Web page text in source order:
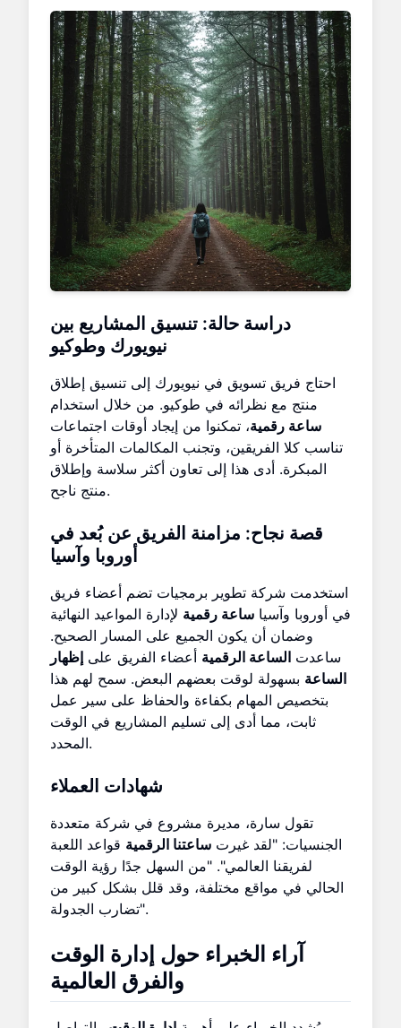
دراسة حالة: تنسيق المشاريع بين
نيويورك وطوكيو
احتاج فريق تسويق في نيويورك إلى تنسيق إطلاق
منتج مع نظرائه في طوكيو. من خلال استخدام
ساعة رقمية، تمكنوا من إيجاد أوقات اجتماعات
تناسب كلا الفريقين، وتجنب المكالمات المتأخرة أو
المبكرة. أدى هذا إلى تعاون أكثر سلاسة وإطلاق
منتج ناجح.
قصة نجاح: مزامنة الفريق عن بُعد في
أوروبا وآسيا
استخدمت شركة تطوير برمجيات تضم أعضاء فريق
في أوروبا وآسيا ساعة رقمية لإدارة المواعيد النهائية
وضمان أن يكون الجميع على المسار الصحيح.
ساعدت الساعة الرقمية أعضاء الفريق على إظهار
الساعة بسهولة لوقت بعضهم البعض. سمح لهم هذا
بتخصيص المهام بكفاءة والحفاظ على سير عمل
ثابت، مما أدى إلى تسليم المشاريع في الوقت
المحدد.
شهادات العملاء
تقول سارة، مديرة مشروع في شركة متعددة
الجنسيات: "لقد غيرت ساعتنا الرقمية قواعد اللعبة
لفريقنا العالمي". "من السهل جدًا رؤية الوقت
الحالي في مواقع مختلفة، وقد قلل بشكل كبير من
تضارب الجدولة".
آراء الخبراء حول إدارة الوقت
والفرق العالمية